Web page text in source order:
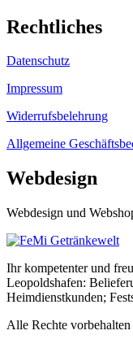
Rechtliches
Datenschutz
Impressum
Widerrufsbelehrung
Allgemeine
Webdesign
Webdesign und
Ihr kompetenter und
Leopoldshafen:
Heimdienstkunden;
Alle Rechte vorbehalten